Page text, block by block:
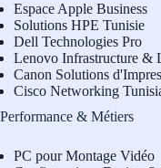
Espace Apple Business
Solutions HPE Tunisie
Dell Technologies Pro
Lenovo Infrastructure &
Canon Solutions
Cisco Networking
Performance & Métiers
PC pour Montage Vidéo